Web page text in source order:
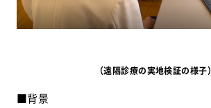
（遠隔診療の実地検証の様子）
■背景